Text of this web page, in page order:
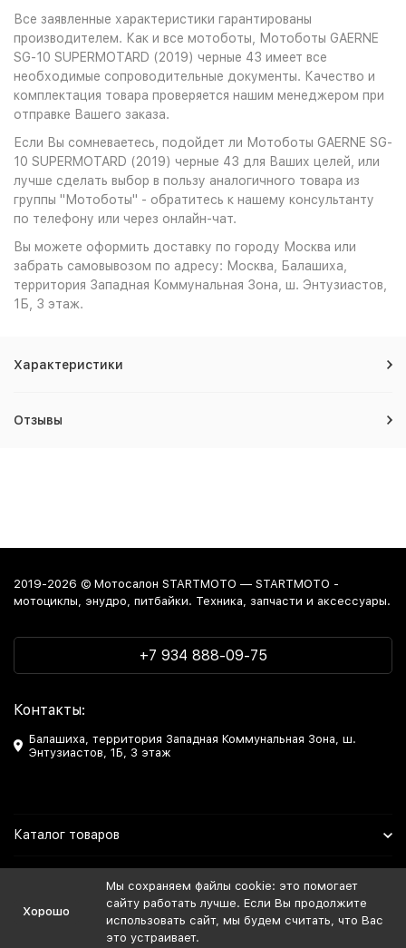
Все заявленные характеристики гарантированы
производителем. Как и все мотоботы, Мотоботы GAERNE
SG-10 SUPERMOTARD (2019) черные 43 имеет все
необходимые сопроводительные документы. Качество и
комплектация товара проверяется нашим менеджером при
отправке Вашего заказа.
Если Вы сомневаетесь, подойдет ли Мотоботы GAERNE SG-
10 SUPERMOTARD (2019) черные 43 для Ваших целей, или
лучше сделать выбор в пользу аналогичного товара из
группы "Мотоботы" - обратитесь к нашему консультанту
по телефону или через онлайн-чат.
Вы можете оформить доставку по городу Москва или
забрать самовывозом по адресу: Москва, Балашиха,
территория Западная Коммунальная Зона, ш. Энтузиастов,
1Б, 3 этаж.
Характеристики
Отзывы
2019-2026 © Мотосалон STARTMOTO — STARTMOTO -
мотоциклы, энудро, питбайки. Техника, запчасти и аксессуары.
+7 934 888-09-75
Контакты:
Балашиха, территория Западная Коммунальная Зона, ш.
Энтузиастов, 1Б, 3 этаж
Каталог товаров
Мы в Соцсетях
Хорошо
Мы сохраняем файлы cookie: это помогает
сайту работать лучше. Если Вы продолжите
использовать сайт, мы будем считать, что Вас
это устраивает.